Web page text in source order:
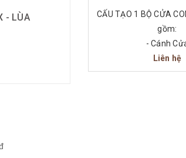
CẤU TẠO 1 BỘ CỬA
gồm:
- Cánh
- Khuôn cửa có
- Nẹp cửa
Liên hệ
- LÙA